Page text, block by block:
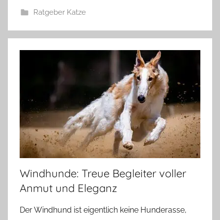
Ratgeber Katze
Windhunde: Treue Begleiter voller
Anmut und Eleganz
Der Windhund ist eigentlich keine Hunderasse,